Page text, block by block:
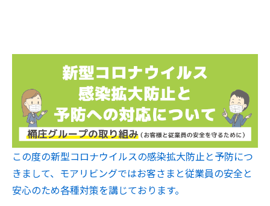
この度の新型コロナウイルスの感染拡大防止と予防につ
きまして、モアリビングではお客さまと従業員の安全と
安心のため各種対策を講じております。